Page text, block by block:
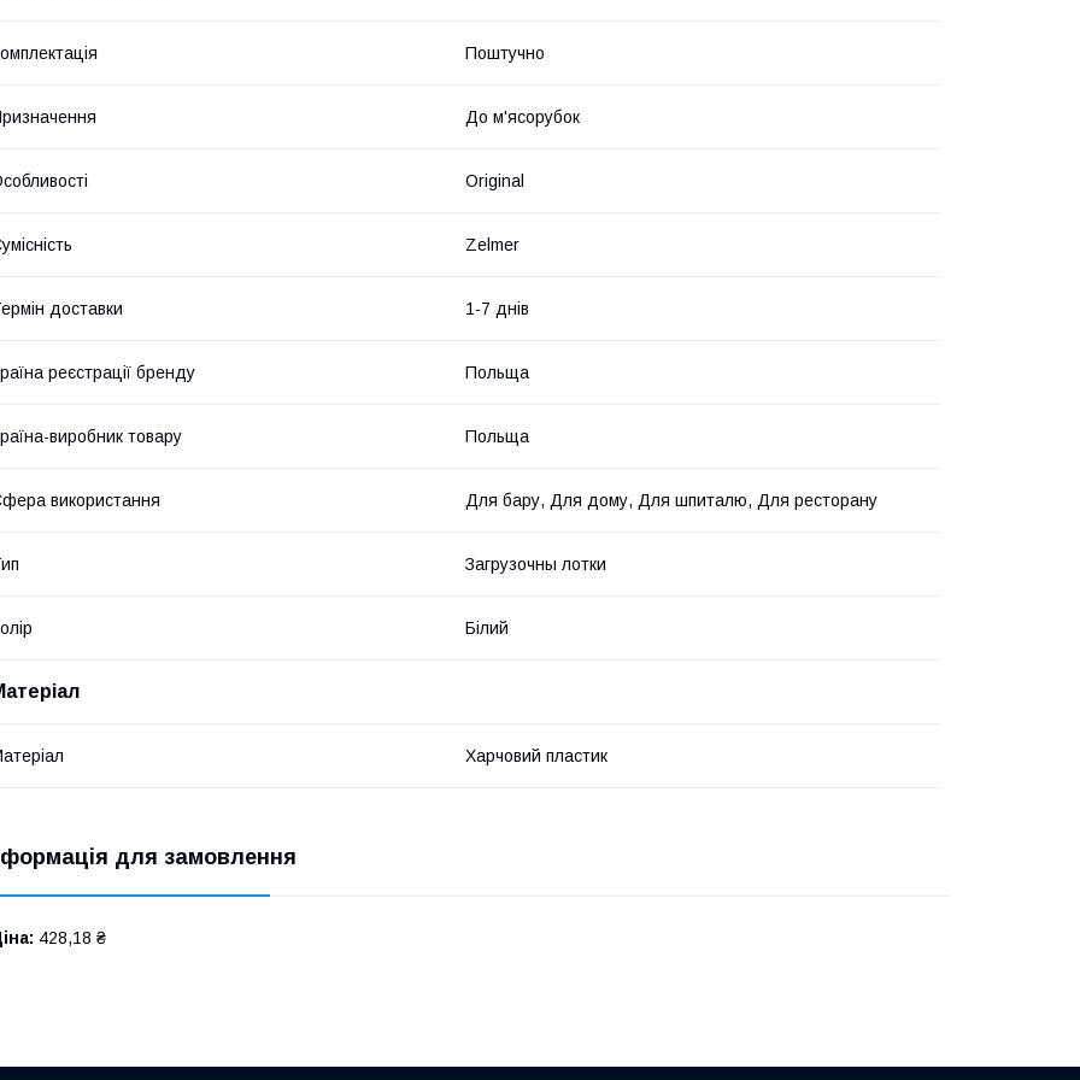
Поштучно
До м'ясорубок
Original
Zelmer
доставки 1-7 днів
реєстрації бренду Польща
виробник товару Польща
використання Для бару, Для дому, Для шпиталю, Для ресторану
Загрузочны лотки
Білий
Харчовий пластик
для замовлення
428,18 ₴